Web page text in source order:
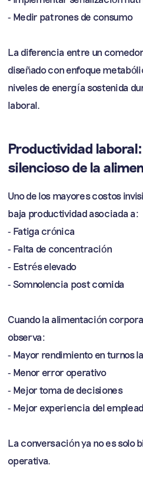
- Medir patrones de consumo
La diferencia entre un
diseñado con enfoque
niveles de energía sostenida
laboral.
Productividad
silencioso de la
Uno de los mayores costos
baja productividad asociada a:
- Fatiga crónica
- Falta de concentración
- Estrés elevado
- Somnolencia post comida
Cuando la alimentación
observa:
- Mayor rendimiento en turnos
- Menor error operativo
- Mejor toma de decisiones
- Mejor experiencia del
La conversación ya no es solo
operativa.